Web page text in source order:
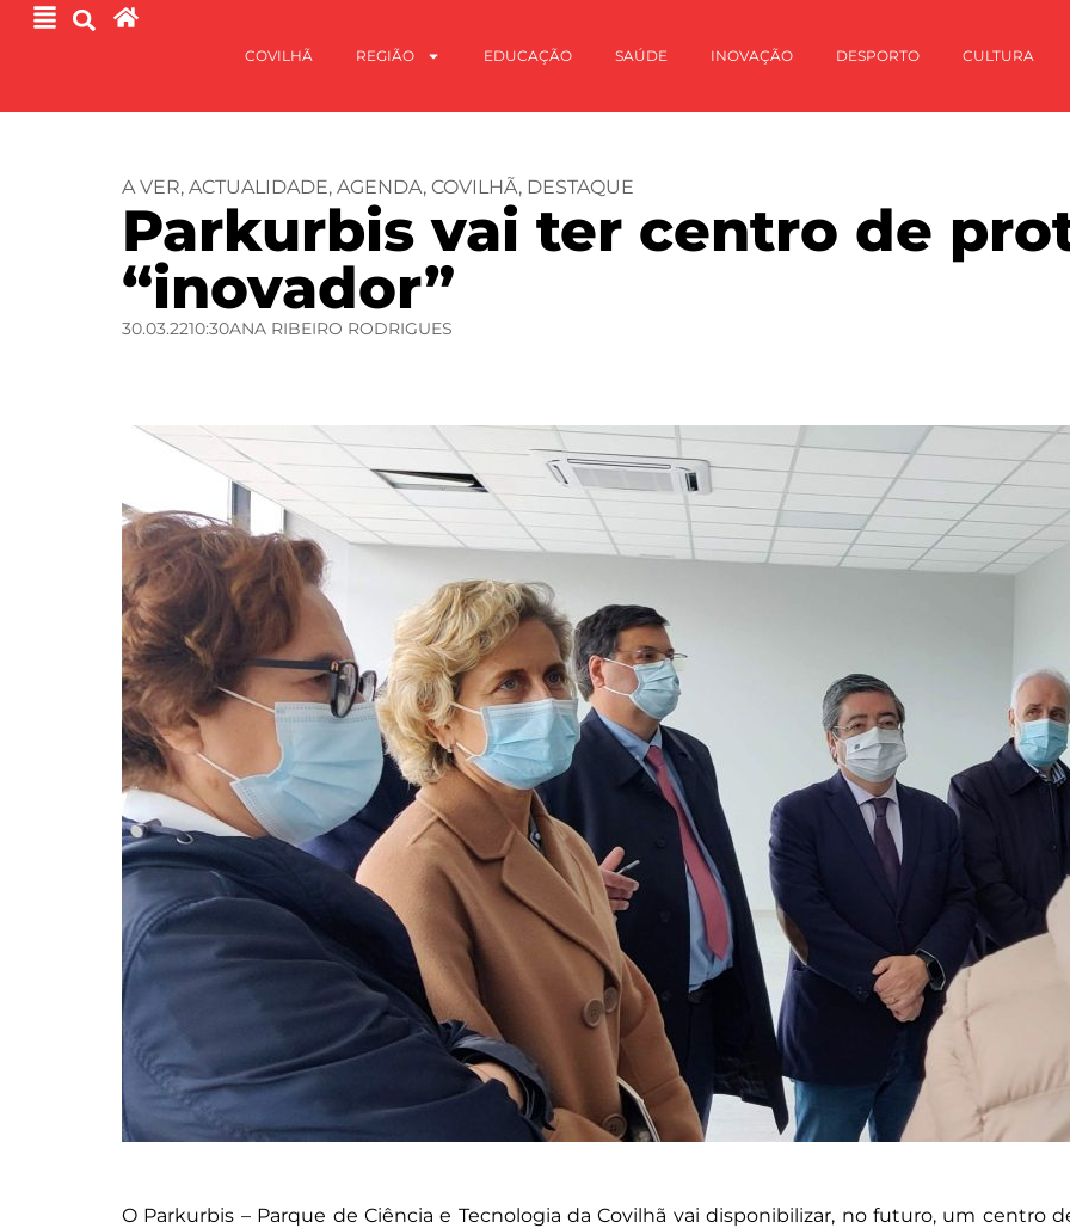
COVILHÃ REGIÃO EDUCAÇÃO SAÚDE INOVAÇÃO DESPORTO CULTURA
A VER, ACTUALIDADE, AGENDA, COVILHÃ, DESTAQUE
Parkurbis vai ter centro de
“inovador”
30.03.2210:30ANA RIBEIRO RODRIGUES
O Parkurbis – Parque de Ciência e Tecnologia da Covilhã vai disponibilizar, no futuro, um centro